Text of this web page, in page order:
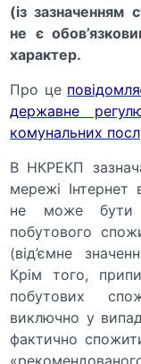
(із зазначенням
не є
характер.
Про це
державне
комунальних
В НКРЕКП
мережі Інтернет
не може бути
побутового
(від’ємне
Крім того,
побутових
виключно у
фактично